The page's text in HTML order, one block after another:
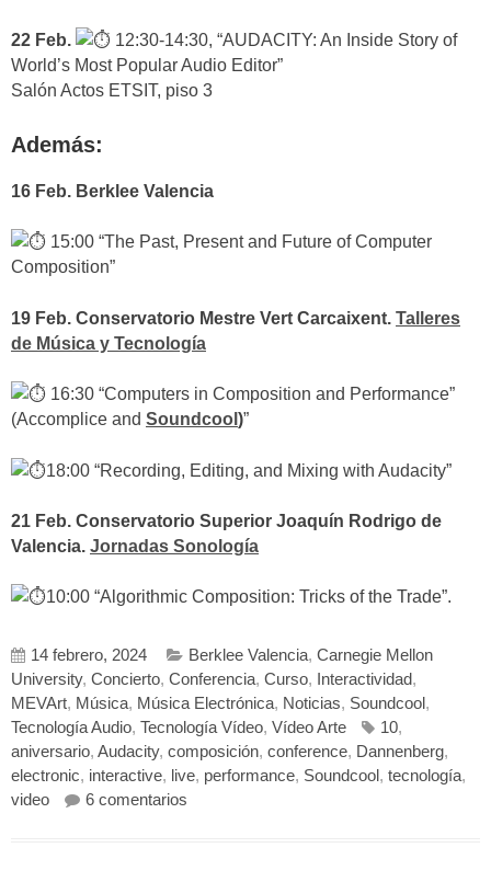
22 Feb.
12:30-14:30, “AUDACITY: An Inside Story of
World’s Most Popular Audio Editor”
Salón Actos ETSIT, piso 3
Además:
16 Feb. Berklee Valencia
15:00 “The Past, Present and Future of Computer
Composition”
19 Feb. Conservatorio Mestre Vert Carcaixent. Talleres
de Música y Tecnología
16:30 “Computers in Composition and Performance”
(Accomplice and Soundcool )”
18:00 “Recording, Editing, and Mixing with Audacity”
21 Feb. Conservatorio Superior Joaquín Rodrigo de
Valencia. Jornadas Sonología
10:00 “Algorithmic Composition: Tricks of the Trade”.
14 febrero, 2024 Berklee Valencia, Carnegie Mellon
University, Concierto, Conferencia, Curso, Interactividad,
MEVArt, Música, Música Electrónica, Noticias, Soundcool ,
Tecnología Audio, Tecnología Vídeo, Vídeo Arte 10,
aniversario, Audacity, composición, conference, Dannenberg,
electronic, interactive, live, performance, Soundcool , tecnología,
video
6 comentarios